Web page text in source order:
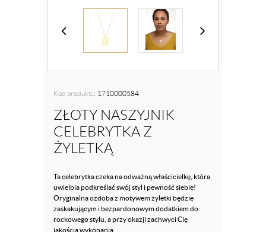
Kod produktu: 1710000584
ZŁOTY NASZYJNIK
CELEBRYTKA Z
ŻYLETKĄ
Ta celebrytka czeka na odważną właścicielkę, która
uwielbia podkreślać swój styl i pewność siebie!
Oryginalna ozdoba z motywem żyletki będzie
zaskakującym i bezpardonowym dodatkiem do
rockowego stylu, a przy okazji zachwyci Cię
jakością wykonania.